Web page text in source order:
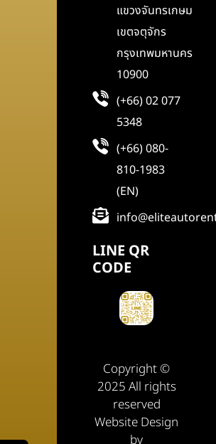
แขวงจันทรเกษม
เขตจตุจักร
กรุงเทพมหานคร
10900
(+66) 02 077
5348
(+66) 080-
810-1983
(EN)
LINE QR
CODE
Copyright ©
2025 All rights
reserved
Website Design